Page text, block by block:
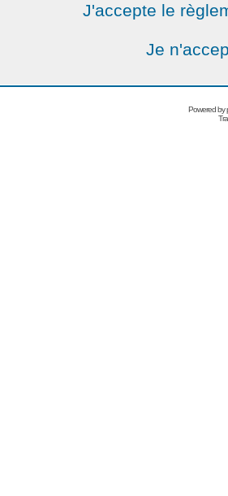
J'accepte le
Je
Powered by